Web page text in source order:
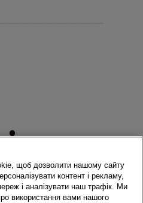
щоб дозволити нашому сайту
контент і рекламу,
і аналізувати наш трафік. Ми
використання вами нашого